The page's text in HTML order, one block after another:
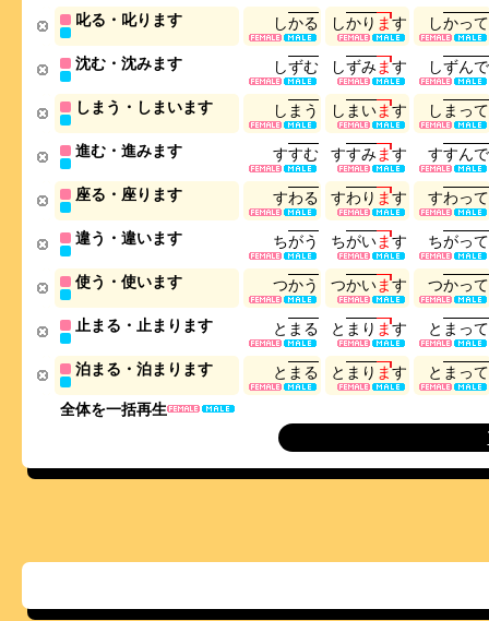
全体を一括再生
叱る・叱ります しかる しかり ます しかって
沈む・沈みます しずむ しずみます しずんで
しまう・しまいます し ま う し ま います し ま って
進む・進みます すすむ すすみます すすんで
座る・座ります すわる すわ り ます すわって
違う・違います ちがう ちがいます ちがって
使う・使います つかう つかいます つかって
止まる・止まります と ま る と ま り ます と ま って
泊まる・泊まります と ま る と ま り ます と ま って